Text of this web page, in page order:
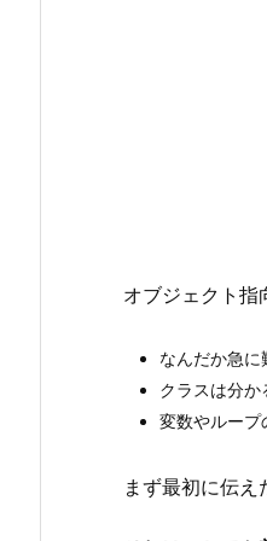
オブジェクト指
なんだか急に
クラスは分
変数やループ
まず最初に伝え